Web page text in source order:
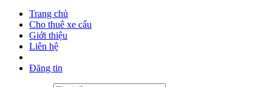
Trang chủ
Cho thuê xe cẩu
Giới thiệu
Liên hệ
Đăng tin